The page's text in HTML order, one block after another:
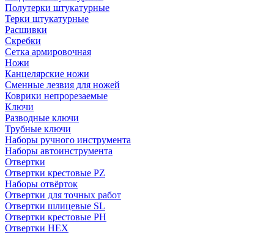
Полутерки штукатурные
Терки штукатурные
Расшивки
Скребки
Сетка армировочная
Ножи
Канцелярские ножи
Сменные лезвия для ножей
Коврики непрорезаемые
Ключи
Разводные ключи
Трубные ключи
Наборы ручного инструмента
Наборы автоинструмента
Отвертки
Отвертки крестовые PZ
Наборы отвёрток
Отвертки для точных работ
Отвертки шлицевые SL
Отвертки крестовые PH
Отвертки HEX